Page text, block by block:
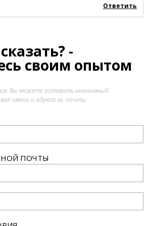
Ответить
-
своим опытом
Вы можете оставить анонимный
имени и адреса эл. почты
ПОЧТЫ